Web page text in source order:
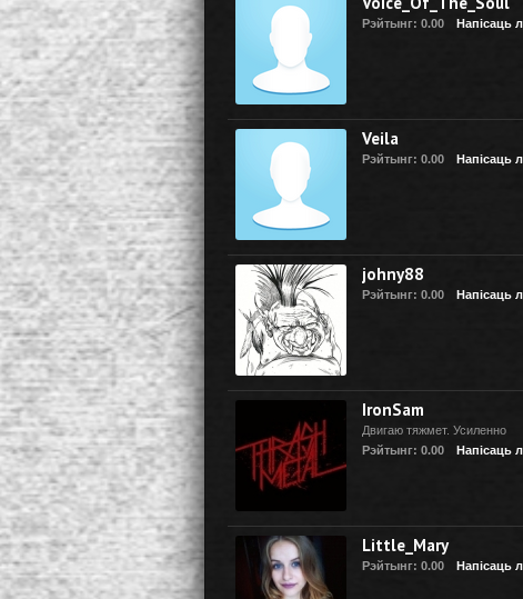
Рэйтынг: 0.00 Напісаць
Veila
Рэйтынг: 0.00 Напісаць
johny88
Рэйтынг: 0.00 Напісаць
IronSam
Двигаю тяжмет. Усиленно
Рэйтынг: 0.00
Напісаць
Little_Mary
Рэйтынг: 0.00 Напісаць